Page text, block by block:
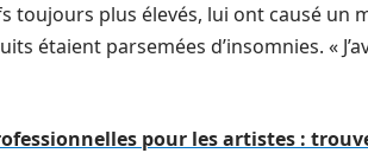
toujours plus élevés, lui ont causé un
étaient parsemées d’insomnies. «
pour les artistes :